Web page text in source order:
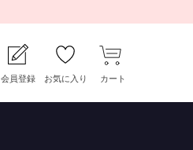
会員登録 お気に入り カート